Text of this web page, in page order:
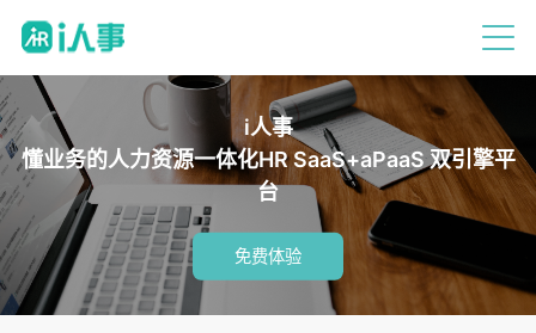
i人事
懂业务的人力资源一体化HR SaaS+aPaaS 双引擎平
台
免费体验